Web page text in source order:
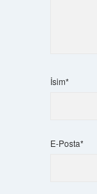
İsim*
E-Posta*